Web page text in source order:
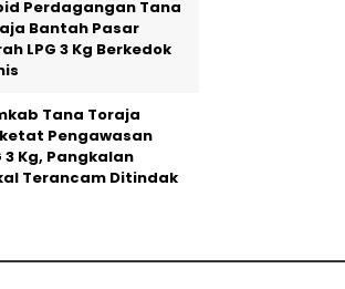
Perdagangan Tana
Bantah Pasar
LPG 3 Kg Berkedok
Tana Toraja
Pengawasan
3 Kg, Pangkalan
Terancam Ditindak